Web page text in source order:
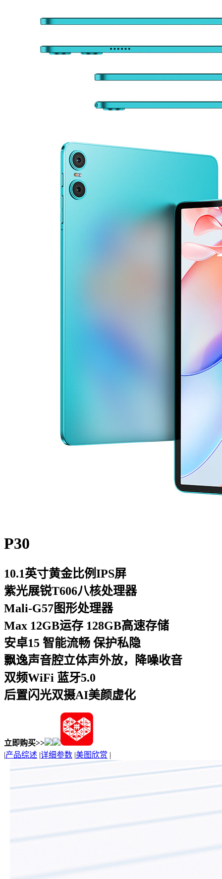
P30
10.1英寸黄金比例IPS屏
紫光展锐T606八核处理器
Mali-G57图形处理器
Max 12GB运存 128GB高速存储
安卓15 智能流畅 保护私隐
飘逸声音腔立体声外放，降噪收音
双频WiFi 蓝牙5.0
后置闪光双摄AI美颜虚化
立即购买>>
|产品综述 |详细参数 |美图欣赏 |